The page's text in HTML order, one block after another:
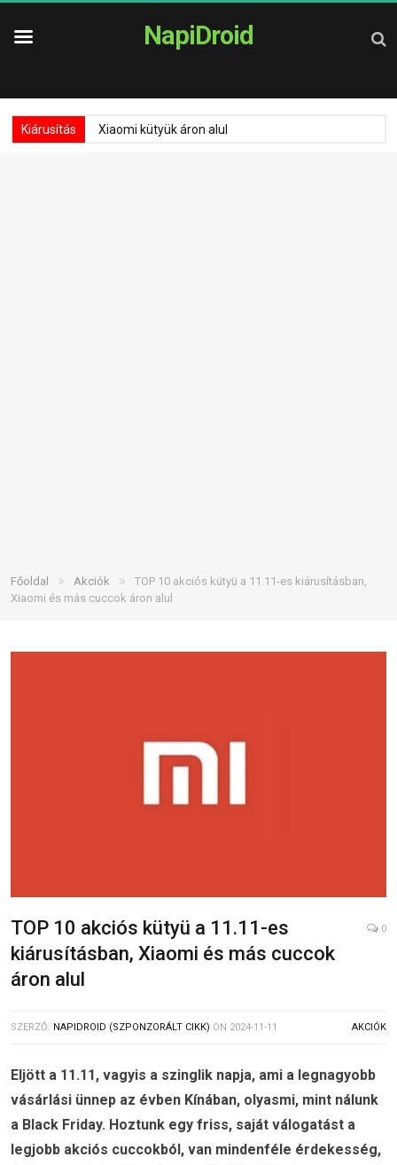
NapiDroid
Kiárusítás Xiaomi kütyük áron alul
Főoldal » Akciók »
TOP 10 akciós kütyü a 11.11-es kiárusításban,
Xiaomi és más cuccok áron alul
TOP 10 akciós kütyü a 11.11-es
kiárusításban, Xiaomi és más cuccok
áron alul
0
SZERZŐ: NAPIDROID (SZPONZORÁLT CIKK) ON 2024-11-11 AKCIÓK
Eljött a 11.11, vagyis a szinglik napja, ami a legnagyobb
vásárlási ünnep az évben Kínában, olyasmi, mint nálunk
a Black Friday. Hoztunk egy friss, saját válogatást a
legjobb akciós cuccokból, van mindenféle érdekesség,